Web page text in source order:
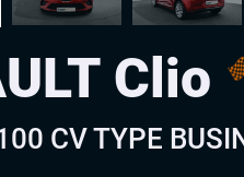
Clio
CV TYPE